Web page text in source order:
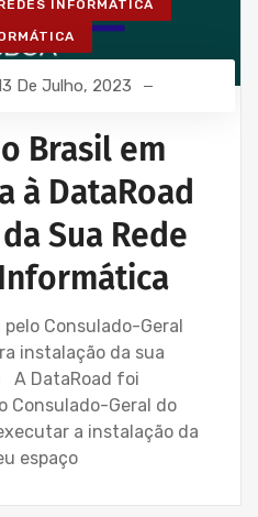
INFORMÁTICA
De Julho, 2023
Brasil em
à DataRoad
Sua Rede
Consulado-Geral
instalação da sua
A DataRoad foi
Consulado-Geral do
a instalação da
espaço